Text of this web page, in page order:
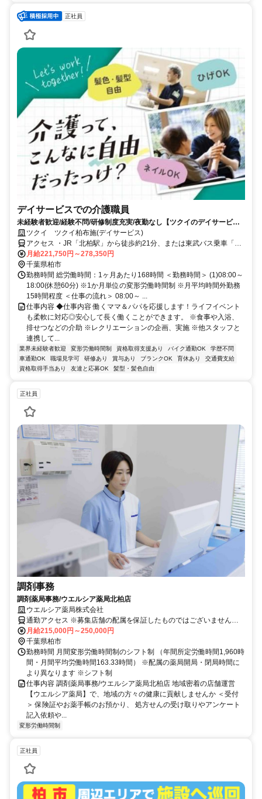
正社員
デイサービスでの介護職員
未経験者歓迎/経験不問/研修制度充実/夜勤なし【ツクイのデイサービス/
介護職員求人】
ツクイ ツクイ柏布施(デイサービス)
アクセス ・JR「北柏駅」から徒歩約21分、または東武バス乗車「宿
連寺」下車徒歩約5分
月給221,750円～278,350円
千葉県柏市
勤務時間 総労働時間：1ヶ月あたり168時間 ＜勤務時間＞ (1)08:00～
18:00(休憩60分) ※1か月単位の変形労働時間制 ※月平均時間外勤務
15時間程度 ＜仕事の流れ＞ 08:00～ ...
仕事内容 ◆仕事内容 働くママ＆パパを応援します！ライフイベント
も柔軟に対応◎安心して長く働くことができます。 ※食事や入浴、
排せつなどの介助 ※レクリエーションの企画、実施 ※他スタッフと
連携して...
業界未経験者歓迎 変形労働時間制 資格取得支援あり バイク通勤OK
学歴不問
車通勤OK
職場見学可 研修あり 賞与あり ブランクOK 育休あり
交通費支給
資格取得手当あり
友達と応募OK 髪型・髪色自由
正社員
調剤事務
調剤薬局事務/ウエルシア薬局北柏店
ウエルシア薬局株式会社
通勤アクセス ※募集店舗の配属を保証したものではございませんの
で予めご了承ください ※配属店舗は上記店舗以外の可能性がござい
ます ※勤務店舗の指定は出来かねます。 勤務区分を下記の３つから
選択 ＜エリア職＞ 原則として転居を伴う異動はございません。 自宅
から50km圏内、通勤片道90分圏内での配属店舗となります。 ＜リー
ジョナル職＞ 異動の範囲は本拠地とその隣接県または直線距離で概
ね100km以内 ※社宅制度・赴任手当制度あり ＜ナショナル職＞ 全国
の店舗への異動あり ※社宅制度・赴任手当制度あり
月給215,000円～250,000円
千葉県柏市
勤務時間 月間変形労働時間制のシフト制 （年間所定労働時間1,960時
間・月間平均労働時間163.33時間） ※配属の薬局開局・閉局時間に
より異なります ※シフト制
仕事内容 調剤薬局事務/ウエルシア薬局北柏店 地域密着の店舗運営
【ウエルシア薬局】で、地域の方々の健康に貢献しませんか ＜受付
＞ 保険証やお薬手帳のお預かり、 処方せんの受け取りやアンケート
記入依頼や...
変形労働時間制
正社員